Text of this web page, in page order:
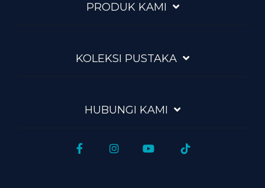
PRODUK KAMI
KOLEKSI PUSTAKA
HUBUNGI KAMI
FacebookInstagram
YouTubeTiktok